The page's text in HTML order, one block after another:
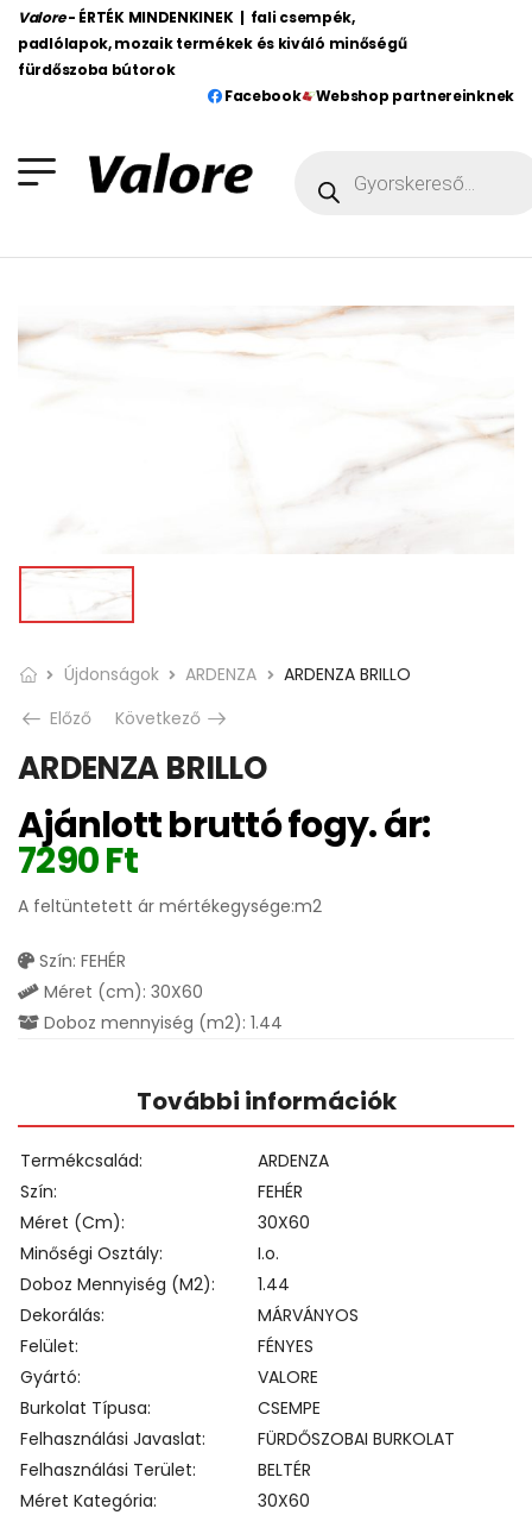
Valore - ÉRTÉK MINDENKINEK | fali csempék,
padlólapok, mozaik termékek és kiváló minőségű
fürdőszoba bútorok
Facebook
Webshop partnereinknek
Újdonságok ARDENZA
ARDENZA BRILLO
Előző
Következő
ARDENZA BRILLO
Ajánlott bruttó fogy. ár:
7290Ft
A feltüntetett ár mértékegysége:m2
Szín: FEHÉR
Méret (cm): 30X60
Doboz mennyiség (m2): 1.44
További információk
Termékcsalád
ARDENZA
Szín
FEHÉR
Méret (cm)
30X60
Minőségi Osztály
I.o.
Doboz Mennyiség (m2)
1.44
Dekorálás
MÁRVÁNYOS
Felület
FÉNYES
Gyártó
VALORE
Burkolat Típusa
CSEMPE
Felhasználási Javaslat
FÜRDŐSZOBAI BURKOLAT
Felhasználási Terület
BELTÉR
Méret Kategória
30X60